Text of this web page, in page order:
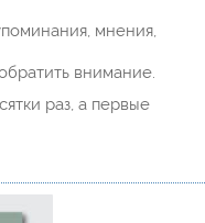
мнения,
внимание.
раз, а первые